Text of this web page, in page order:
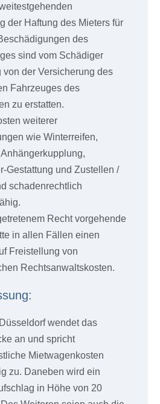
der Haftung des Mieters für
des
sind vom Schädiger
von der Versicherung des
Fahrzeuges des
zu erstatten.
weiterer
wie Winterreifen,
Gestattung und Zustellen /
schadenrechtlich
Recht vorgehende
in allen Fällen einen
Freistellung von
Rechtsanwaltskosten.
wendet das
an und spricht
Mietwagenkosten
zu. Daneben wird ein
in Höhe von 20